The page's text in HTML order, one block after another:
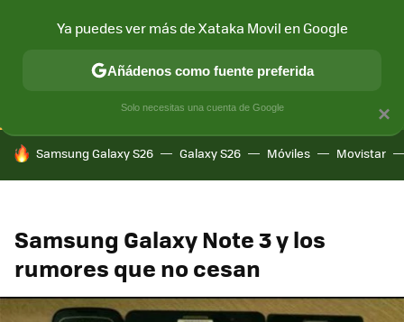
CONECTIVIDAD MÓVIL Y SOCIEDAD APLICACIONES
HOY SE HABLA DE
Samsung Galaxy S26 Galaxy S26 Móviles Movistar
Samsung Galaxy Note 3 y los
rumores que no cesan
×
Ya puedes ver más de Xataka Movil en Google
Añádenos como fuente preferida
Solo necesitas una cuenta de Google